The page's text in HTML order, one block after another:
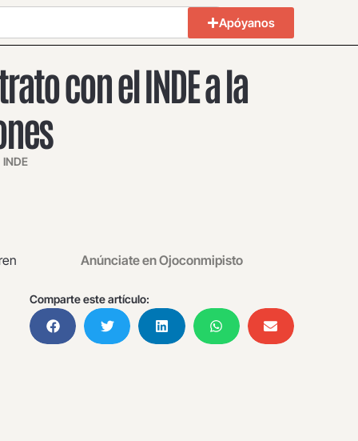
Apóyanos
con el INDE a la
INDE
Anúnciate en Ojoconmipisto
Comparte este artículo: